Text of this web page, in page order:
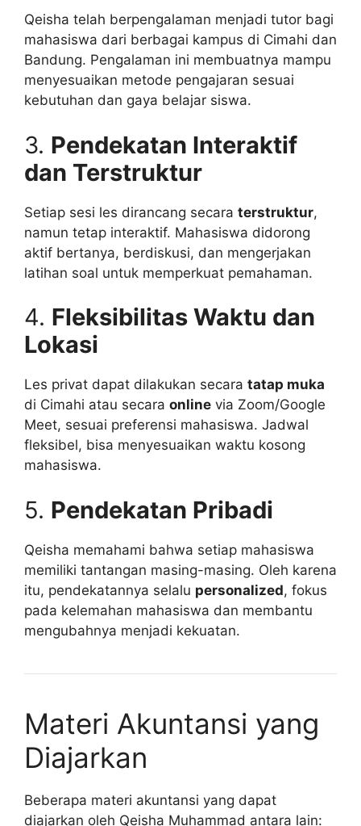
Qeisha telah berpengalaman menjadi tutor bagi
mahasiswa dari berbagai kampus di Cimahi dan
Bandung. Pengalaman ini membuatnya mampu
menyesuaikan metode pengajaran sesuai
kebutuhan dan gaya belajar siswa.
3. Pendekatan Interaktif
dan Terstruktur
Setiap sesi les dirancang secara terstruktur,
namun tetap interaktif. Mahasiswa didorong
aktif bertanya, berdiskusi, dan mengerjakan
latihan soal untuk memperkuat pemahaman.
4. Fleksibilitas Waktu dan
Lokasi
Les privat dapat dilakukan secara tatap muka
di Cimahi atau secara online via Zoom/Google
Meet, sesuai preferensi mahasiswa. Jadwal
fleksibel, bisa menyesuaikan waktu kosong
mahasiswa.
5. Pendekatan Pribadi
Qeisha memahami bahwa setiap mahasiswa
memiliki tantangan masing-masing. Oleh karena
itu, pendekatannya selalu personalized, fokus
pada kelemahan mahasiswa dan membantu
mengubahnya menjadi kekuatan.
Materi Akuntansi yang
Diajarkan
Beberapa materi akuntansi yang dapat
diajarkan oleh Qeisha Muhammad antara lain: